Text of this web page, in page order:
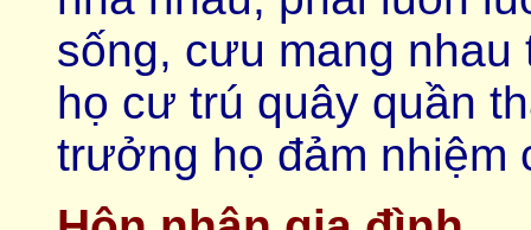
sống, cưu mang nhau
họ cư trú quây quần
trưởng họ đảm nhiệm